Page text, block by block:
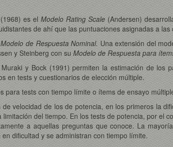
(1968) es elModelo Rating Scale(Andersen)
de ahí que las puntuaciones asignadas a
Modelo de Respuesta Nominal. Una extensión del
y Steinberg con su Modelo de Respuesta para
y Bock (1991) permiten la estimación de los
en tests y cuestionarios de elección múltiple.
para tests con tiempo límite o ítems de ensayo
velocidad de los de potencia, en los primeros la
del tiempo. En los tests de potencia, por el
a aquellas preguntas que conoce. La
dificultad y se administran con tiempo límite.